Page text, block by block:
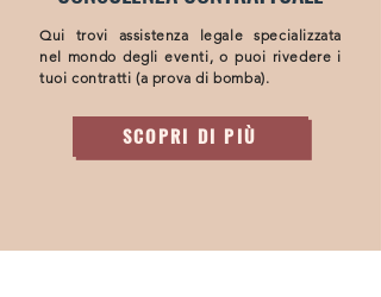
Qui trovi assistenza legale specializzata
nel mondo degli eventi, o puoi rivedere i
tuoi contratti (a prova di bomba).
SCOPRI DI PIÙ